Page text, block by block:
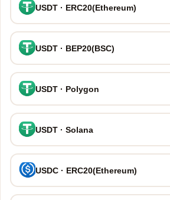
USDT · ERC20(Ethereum)
USDT · BEP20(BSC)
USDT · Polygon
USDT · Solana
USDC · ERC20(Ethereum)